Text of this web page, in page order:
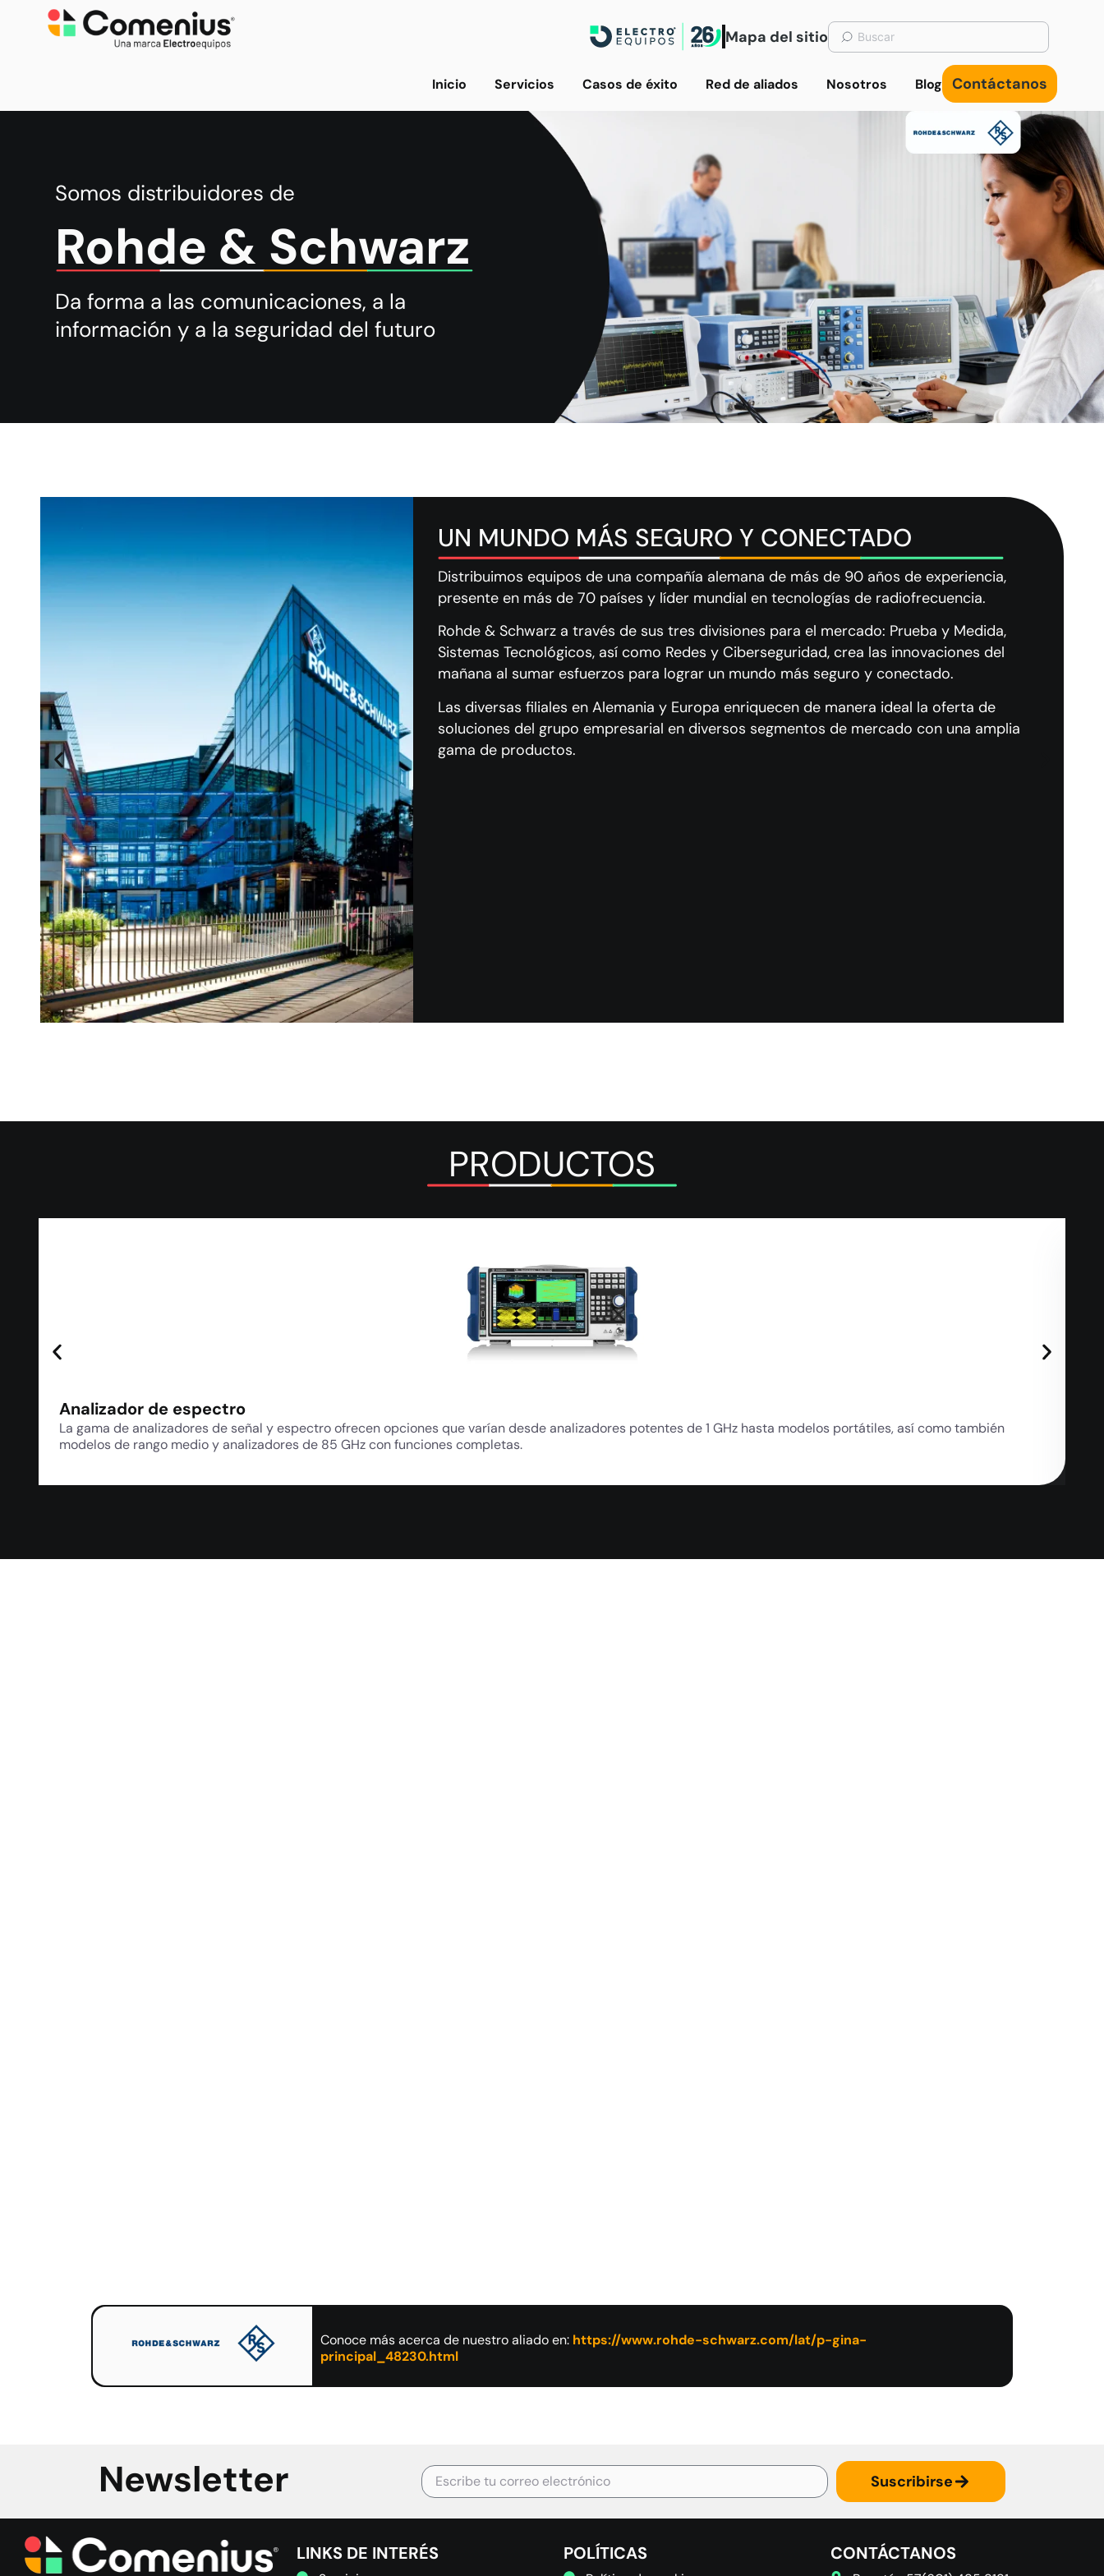
Mapa del sitio
Inicio Servicios Casos de éxito Red de aliados Nosotros Blog Contáctanos
Somos distribuidores de
Rohde & Schwarz
Da forma a las comunicaciones, a la
información y a la seguridad del futuro
UN MUNDO MÁS SEGURO Y CONECTADO
Distribuimos equipos de una compañía alemana de más de 90 años de experiencia,
presente en más de 70 países y líder mundial en tecnologías de radiofrecuencia.
Rohde & Schwarz a través de sus tres divisiones para el mercado: Prueba y Medida,
Sistemas Tecnológicos, así como Redes y Ciberseguridad, crea las innovaciones del
mañana al sumar esfuerzos para lograr un mundo más seguro y conectado.
Las diversas filiales en Alemania y Europa enriquecen de manera ideal la oferta de
soluciones del grupo empresarial en diversos segmentos de mercado con una amplia
gama de productos.
PRODUCTOS
Analizador de espectro
La gama de analizadores de señal y espectro ofrecen opciones que varían desde analizadores potentes de 1 GHz hasta modelos portátiles, así como también
modelos de rango medio y analizadores de 85 GHz con funciones completas.
Conoce más acerca de nuestro aliado en: https://www.rohde-schwarz.com/lat/p-gina-
principal_48230.html
Newsletter Suscribirse
LINKS DE INTERÉS POLÍTICAS CONTÁCTANOS